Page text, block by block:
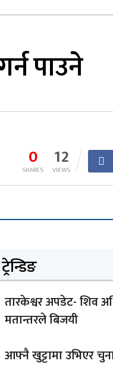
पाउने
0
SHARES 12
VIEWS
ट्रेन्डिङ
तारकेश्वर अपडेट- शिव
मतान्तरले बिजयी
आफ्नै खुट्टामा उभिएर